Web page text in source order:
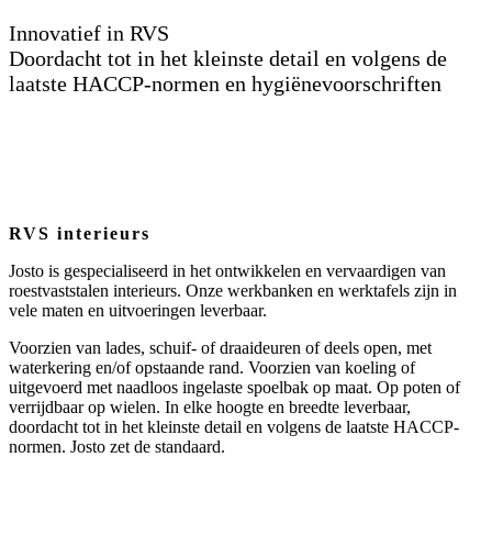
Innovatief in RVS
Doordacht tot in het kleinste detail en volgens de
laatste HACCP-normen en hygiënevoorschriften
RVS interieurs
Josto is gespecialiseerd in het ontwikkelen en vervaardigen van
roestvaststalen interieurs. Onze werkbanken en werktafels zijn in
vele maten en uitvoeringen leverbaar.
Voorzien van lades, schuif- of draaideuren of deels open, met
waterkering en/of opstaande rand. Voorzien van koeling of
uitgevoerd met naadloos ingelaste spoelbak op maat. Op poten of
verrijdbaar op wielen. In elke hoogte en breedte leverbaar,
doordacht tot in het kleinste detail en volgens de laatste HACCP-
normen. Josto zet de standaard.